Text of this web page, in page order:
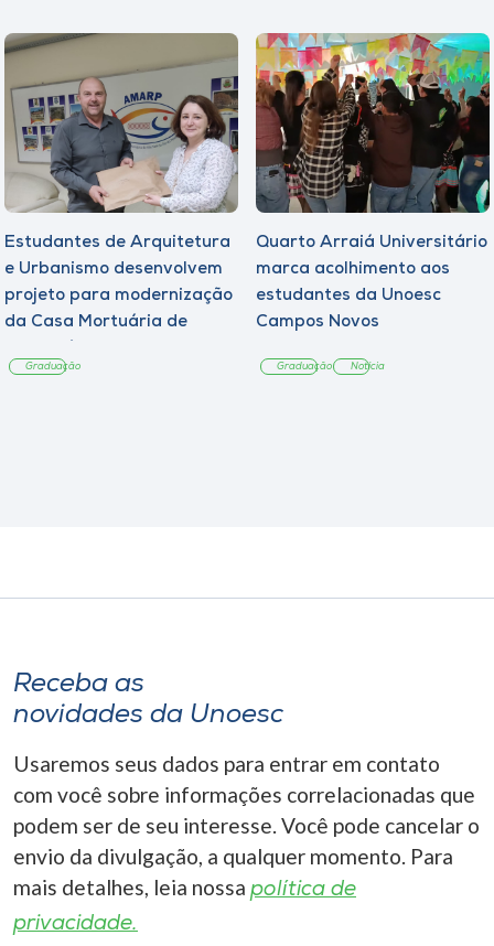
Estudantes de Arquitetura
e Urbanismo desenvolvem
projeto para modernização
da Casa Mortuária de
Graduação
Quarto Arraiá Universitário
marca acolhimento aos
estudantes da Unoesc
Campos Novos
Graduação Notícia
Receba as
novidades da Unoesc
Usaremos seus dados para entrar em contato
com você sobre informações correlacionadas que
podem ser de seu interesse. Você pode cancelar o
envio da divulgação, a qualquer momento. Para
mais detalhes, leia nossa política de
privacidade.